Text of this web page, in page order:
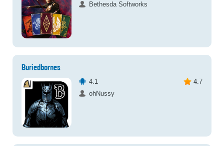
Bethesda Softworks
Buriedbornes
4.1
4.7
ohNussy